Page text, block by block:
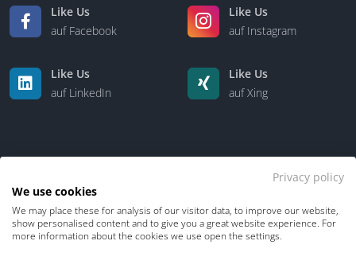
Like Us
auf Facebook
Like Us
auf Instagram
Like Us
auf LinkedIn
Like Us
auf Xing
Kontakt Über uns
Privacy policy
We use cookies
We may place these for analysis of our visitor data, to improve our website,
show personalised content and to give you a great website experience. For
more information about the cookies we use open the settings.